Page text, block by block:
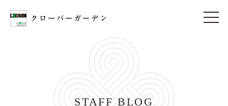
t
STAFF BLOG